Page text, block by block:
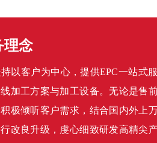
理念
以客户为中心，提供EPC一站式
加工方案与加工设备。无论是售
极倾听客户需求，结合国内外上
改良升级，虔心细致研发高精尖